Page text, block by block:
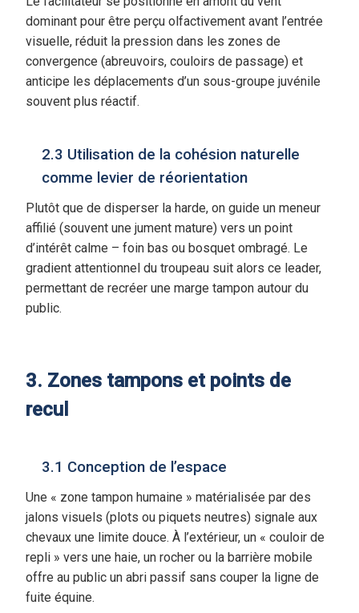
dominant pour être perçu olfactivement avant l’entrée
visuelle, réduit la pression dans les zones de
convergence (abreuvoirs, couloirs de passage) et
anticipe les déplacements d’un sous-groupe juvénile
souvent plus réactif.
2.3 Utilisation de la cohésion naturelle
comme levier de réorientation
Plutôt que de disperser la harde, on guide un meneur
affilié (souvent une jument mature) vers un point
d’intérêt calme – foin bas ou bosquet ombragé. Le
gradient attentionnel du troupeau suit alors ce leader,
permettant de recréer une marge tampon autour du
public.
3. Zones tampons et points de
recul
3.1 Conception de l’espace
Une « zone tampon humaine » matérialisée par des
jalons visuels (plots ou piquets neutres) signale aux
chevaux une limite douce. À l’extérieur, un « couloir de
repli » vers une haie, un rocher ou la barrière mobile
offre au public un abri passif sans couper la ligne de
fuite équine.